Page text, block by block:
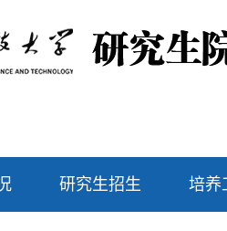
研究生招生 培养